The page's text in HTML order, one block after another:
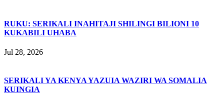
RUKU: SERIKALI INAHITAJI SHILINGI BILIONI 10
KUKABILI UHABA
Jul 28, 2026
SERIKALI YA KENYA YAZUIA WAZIRI WA SOMALIA
KUINGIA